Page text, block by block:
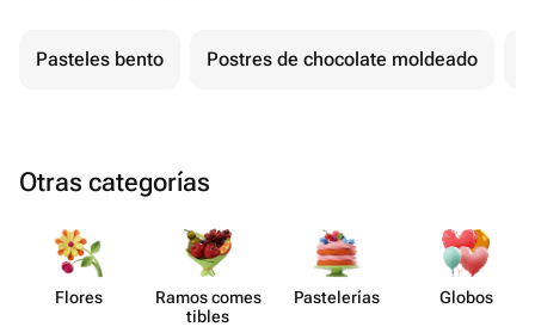
Pasteles bento Postres de chocolate moldeado
Otras categorías
Flores
Ramos comes​
tibles
Paste​lerías Globos